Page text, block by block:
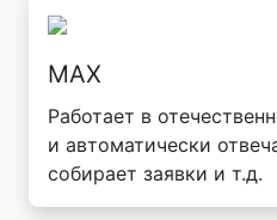
MAX
Работает в
и автоматически
собирает заявки и т.д.